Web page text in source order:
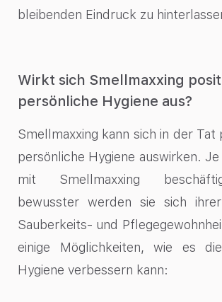
bleibenden Eindruck zu
Wirkt sich Smellmaxxing
persönliche Hygiene aus?
Smellmaxxing kann sich in der Tat
persönliche Hygiene auswirken.
mit Smellmaxxing
bewusster werden sie sich ihrer
Sauberkeits- und
einige Möglichkeiten, wie es
Hygiene verbessern kann: